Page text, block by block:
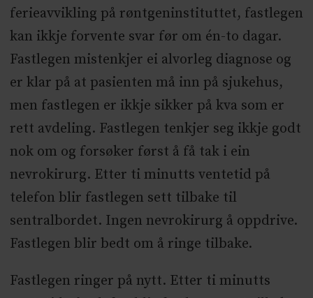
ferieavvikling på røntgeninstituttet, fastlegen
kan ikkje forvente svar før om én-to dagar.
Fastlegen mistenkjer ei alvorleg diagnose og
er klar på at pasienten må inn på sjukehus,
men fastlegen er ikkje sikker på kva som er
rett avdeling. Fastlegen tenkjer seg ikkje godt
nok om og forsøker først å få tak i ein
nevrokirurg. Etter ti minutts ventetid på
telefon blir fastlegen sett tilbake til
sentralbordet. Ingen nevrokirurg å oppdrive.
Fastlegen blir bedt om å ringe tilbake.
Fastlegen ringer på nytt. Etter ti minutts